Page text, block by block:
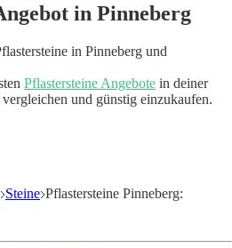
in Pinneberg
in Pinneberg und
Pflastersteine Angebote in deiner
und günstig einzukaufen.
Steine Pflastersteine Pinneberg: